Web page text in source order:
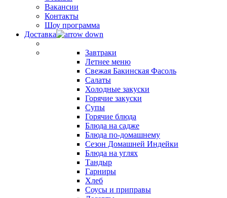
Вакансии
Контакты
Шоу программа
Доставка
Завтраки
Летнее меню
Свежая Бакинская Фасоль
Салаты
Холодные закуски
Горячие закуски
Супы
Горячие блюда
Блюда на садже
Блюда по-домашнему
Сезон Домашней Индейки
Блюда на углях
Тандыр
Гарниры
Хлеб
Соусы и приправы